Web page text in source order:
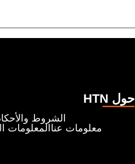
HTN حول
الشروط
المعلومات معلومات عنا